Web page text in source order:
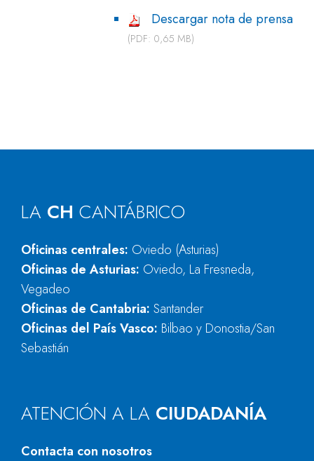
Descargar nota de prensa
(PDF: 0,65 MB)
LA CH CANTÁBRICO
Oficinas centrales: Oviedo (Asturias)
Oficinas de Asturias: Oviedo, La Fresneda,
Vegadeo
Oficinas de Cantabria: Santander
Oficinas del País Vasco: Bilbao y Donostia/San
Sebastián
ATENCIÓN A LA CIUDADANÍA
Contacta con nosotros